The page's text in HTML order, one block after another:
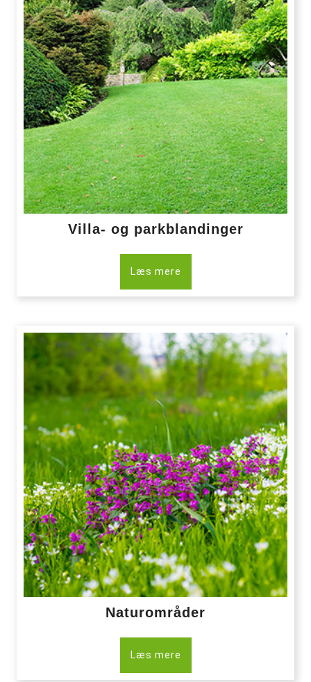
Villa- og parkblandinger
Læs mere
Naturområder
Læs mere